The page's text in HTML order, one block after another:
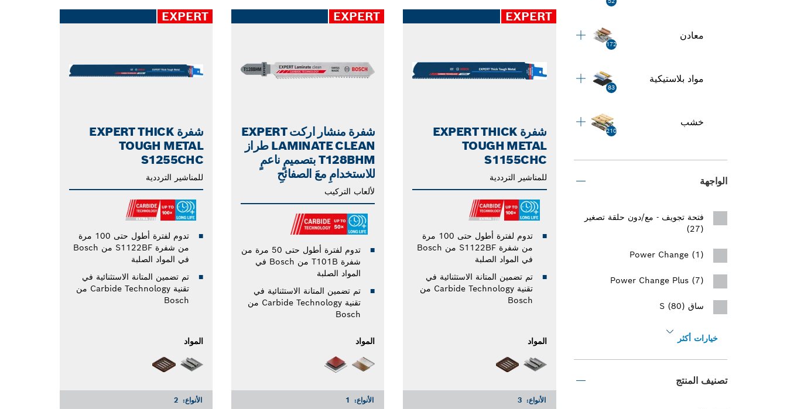
معادن
172
مواد بلاستيكية
83
خشب
210
الواجهة
فتحة تجويف - مع/دون حلقة تصغير
(27)
Power Change (1)
Power Change Plus (7)
ساق S (80)
خيارات أكثر
تصنيف المنتج
EXPERT
شفرة EXPERT THICK
TOUGH METAL
S1155CHC
للمناشير الترددية
تدوم لفترة أطول حتى 100 مرة
من شفرة S1122BF من Bosch
في المواد الصلبة
تم تضمين المتانة الاستثنائية في
تقنية Carbide Technology من
Bosch
المواد
الأنواع: 3
EXPERT
شفرة منشار اركت EXPERT
LAMINATE CLEAN طراز
T128BHM بتصميمٍ ناعمٍ
للاستخدامِ معَ الصفائحِ
لألعاب التركيب
تدوم لفترة أطول حتى 50 مرة من
شفرة T101B من Bosch في
المواد الصلبة
تم تضمين المتانة الاستثنائية في
تقنية Carbide Technology من
Bosch
المواد
الأنواع: 1
EXPERT
شفرة EXPERT THICK
TOUGH METAL
S1255CHC
للمناشير الترددية
تدوم لفترة أطول حتى 100 مرة
من شفرة S1122BF من Bosch
في المواد الصلبة
تم تضمين المتانة الاستثنائية في
تقنية Carbide Technology من
Bosch
المواد
الأنواع: 2